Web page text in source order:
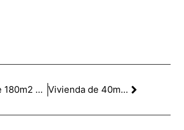
Ático de 180m2 en la c/Balmes, Barcelona Vivienda de 40m2 en c/Sagués, Sant Gervasi. Barcelona